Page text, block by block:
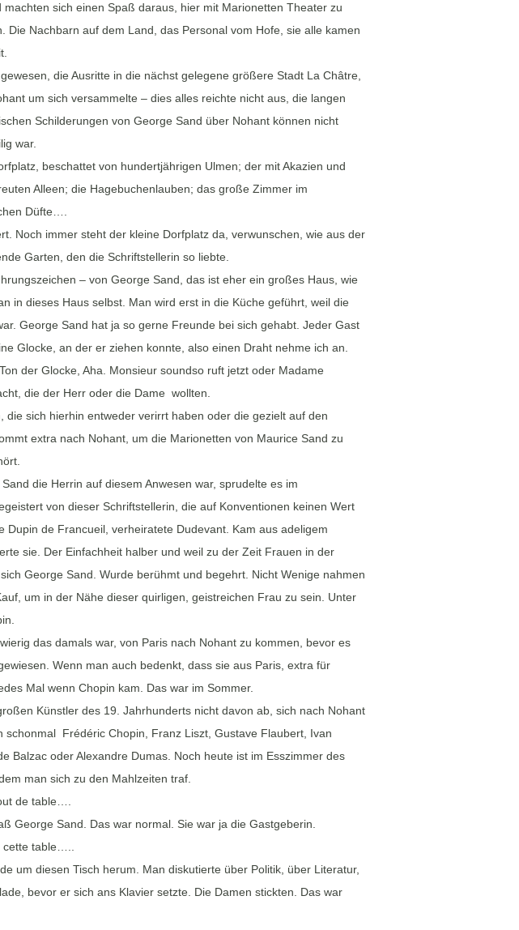
machten sich einen Spaß daraus, hier mit Marionetten Theater zu
Die Nachbarn auf dem Land, das Personal vom Hofe, sie alle kamen
die Ausritte in die nächst gelegene größere Stadt La Châtre,
um sich versammelte – dies alles reichte nicht aus, die langen
Schilderungen von George Sand über Nohant können nicht
war.
beschattet von hundertjährigen Ulmen; der mit Akazien und
Alleen; die Hagebuchenlauben; das große Zimmer im
Düfte….
Noch immer steht der kleine Dorfplatz da, verwunschen, wie aus der
Garten, den die Schriftstellerin so liebte.
– von George Sand, das ist eher ein großes Haus, wie
in dieses Haus selbst. Man wird erst in die Küche geführt, weil die
George Sand hat ja so gerne Freunde bei sich gehabt. Jeder Gast
Glocke, an der er ziehen konnte, also einen Draht nehme ich an.
der Glocke, Aha. Monsieur soundso ruft jetzt oder Madame
die der Herr oder die Dame wollten.
die sich hierhin entweder verirrt haben oder die gezielt auf den
extra nach Nohant, um die Marionetten von Maurice Sand zu
die Herrin auf diesem Anwesen war, sprudelte es im
von dieser Schriftstellerin, die auf Konventionen keinen Wert
Dupin de Francueil, verheiratete Dudevant. Kam aus adeligem
sie. Der Einfachheit halber und weil zu der Zeit Frauen in der
George Sand. Wurde berühmt und begehrt. Nicht Wenige nahmen
um in der Nähe dieser quirligen, geistreichen Frau zu sein. Unter
das damals war, von Paris nach Nohant zu kommen, bevor es
Wenn man auch bedenkt, dass sie aus Paris, extra für
Mal wenn Chopin kam. Das war im Sommer.
Künstler des 19. Jahrhunderts nicht davon ab, sich nach Nohant
Frédéric Chopin, Franz Liszt, Gustave Flaubert, Ivan
Balzac oder Alexandre Dumas. Noch heute ist im Esszimmer des
man sich zu den Mahlzeiten traf.
de table….
George Sand. Das war normal. Sie war ja die Gastgeberin.
table…..
um diesen Tisch herum. Man diskutierte über Politik, über Literatur,
bevor er sich ans Klavier setzte. Die Damen stickten. Das war